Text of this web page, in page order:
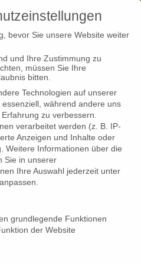
1.370 Euro
langjährig
35 Beitragsjahre in der
können, erhielten zuletzt
bevor Sie unsere Website weiter
und Ihre Zustimmung zu
müssen Sie Ihre
bitten.
Technologien auf unserer
während andere uns
zu verbessern.
verarbeitet werden (z. B. IP-
Anzeigen und Inhalte oder
Weitere Informationen über die
Sie in unserer
Ihre Auswahl jederzeit unter
grundlegende Funktionen
der Website